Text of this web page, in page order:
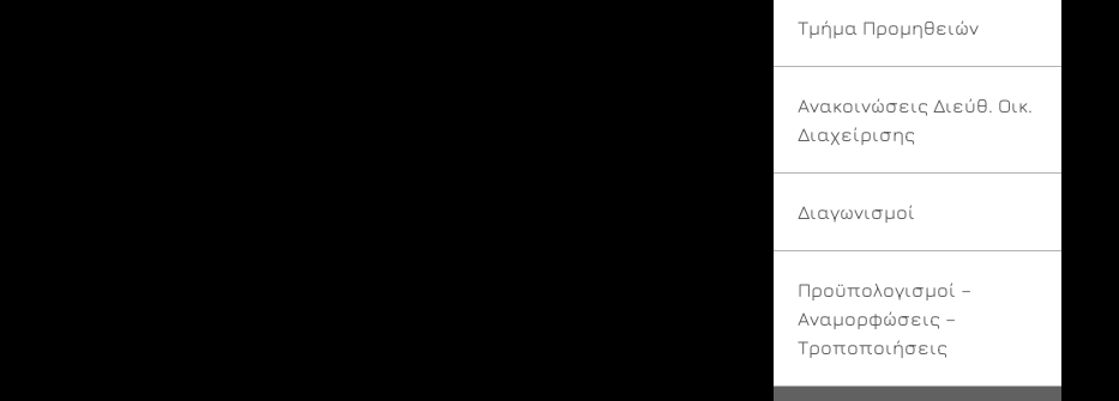
Τμήμα Προμηθειών
Ανακοινώσεις Διεύθ. Οικ.
Διαχείρισης
Διαγωνισμοί
Προϋπολογισμοί –
Αναμορφώσεις –
Τροποποιήσεις